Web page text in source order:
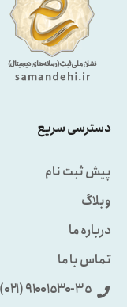
دسترسی سریع
پیش ثبت نام
وبلاگ
درباره ما
تماس با ما
٩۱۰۰۱٥۳۰-۳٥ (۰۲۱)